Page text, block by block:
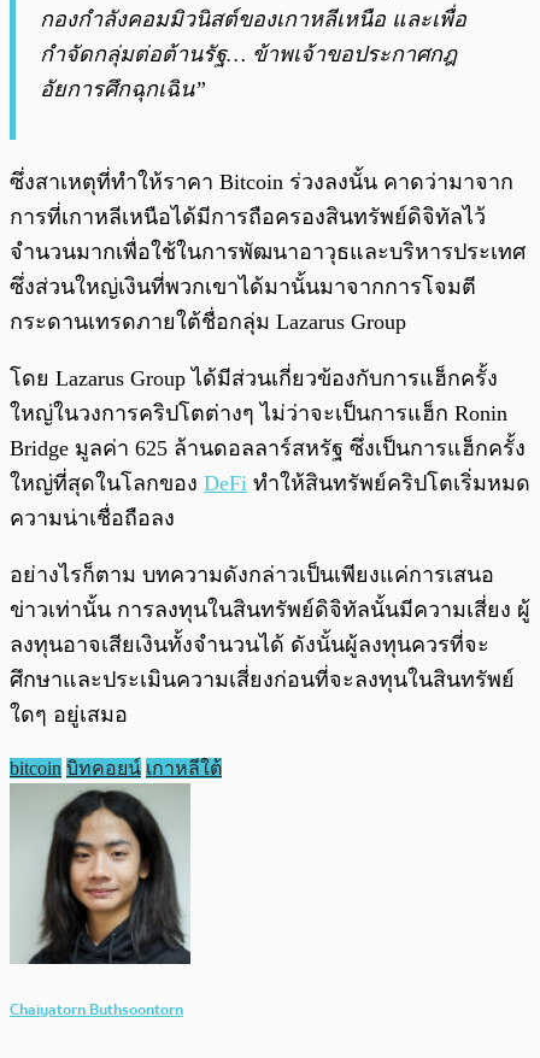
กองกำลังคอมมิวนิสต์ของเกาหลีเหนือ และเพื่อ
กำจัดกลุ่มต่อต้านรัฐ… ข้าพเจ้าขอประกาศกฎ
อัยการศึกฉุกเฉิน”
ซึ่งสาเหตุที่ทำให้ราคา Bitcoin ร่วงลงนั้น คาดว่ามาจาก
การที่เกาหลีเหนือได้มีการถือครองสินทรัพย์ดิจิทัลไว้
จำนวนมากเพื่อใช้ในการพัฒนาอาวุธและบริหารประเทศ
ซึ่งส่วนใหญ่เงินที่พวกเขาได้มานั้นมาจากการโจมตี
กระดานเทรดภายใต้ชื่อกลุ่ม Lazarus Group
โดย Lazarus Group ได้มีส่วนเกี่ยวข้องกับการแฮ็กครั้ง
ใหญ่ในวงการคริปโตต่างๆ ไม่ว่าจะเป็นการแฮ็ก Ronin
Bridge มูลค่า 625 ล้านดอลลาร์สหรัฐ ซึ่งเป็นการแฮ็กครั้ง
ใหญ่ที่สุดในโลกของ DeFi ทำให้สินทรัพย์คริปโตเริ่มหมด
ความน่าเชื่อถือลง
อย่างไรก็ตาม บทความดังกล่าวเป็นเพียงแค่การเสนอ
ข่าวเท่านั้น การลงทุนในสินทรัพย์ดิจิทัลนั้นมีความเสี่ยง ผู้
ลงทุนอาจเสียเงินทั้งจำนวนได้ ดังนั้นผู้ลงทุนควรที่จะ
ศึกษาและประเมินความเสี่ยงก่อนที่จะลงทุนในสินทรัพย์
ใดๆ อยู่เสมอ
bitcoin บิทคอยน์ เกาหลีใต้
Chaiyatorn Buthsoontorn